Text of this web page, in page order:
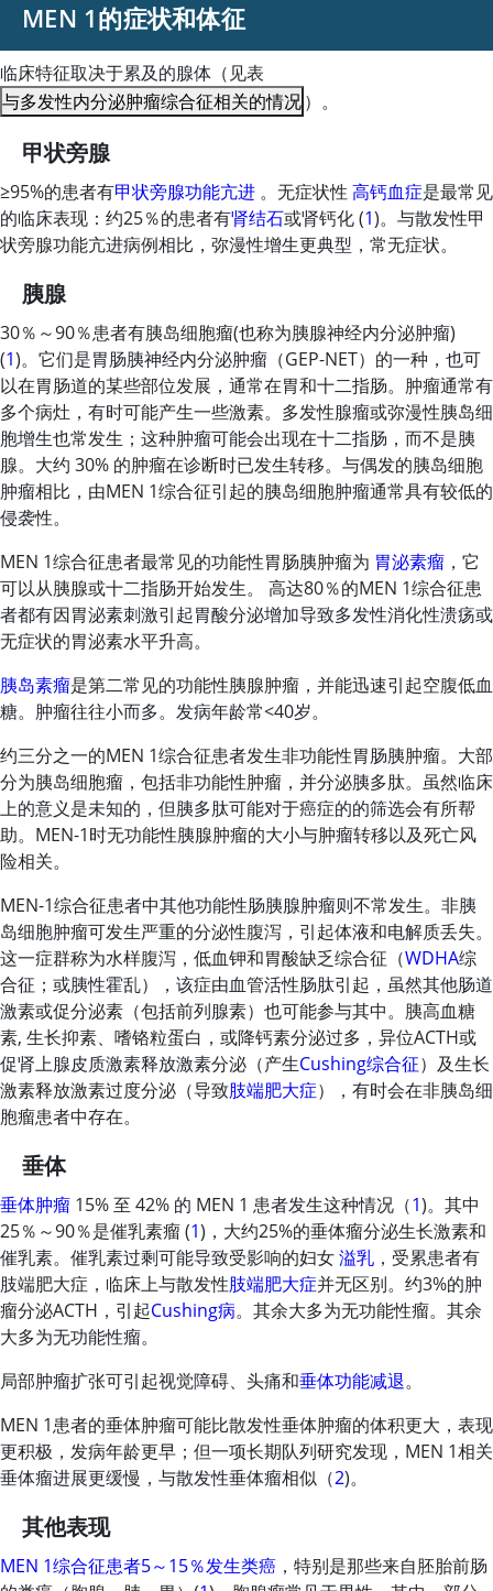
MEN 1的症状和体征
临床特征取决于累及的腺体（见表
与多发性内分泌肿瘤综合征相关的情况）。
甲状旁腺
≥95%的患者有甲状旁腺功能亢进 。无症状性 高钙血症是最常见
的临床表现：约25％的患者有肾结石或肾钙化 (1)。与散发性甲
状旁腺功能亢进病例相比，弥漫性增生更典型，常无症状。
胰腺
30％～90％患者有胰岛细胞瘤(也称为胰腺神经内分泌肿瘤)
(1)。它们是胃肠胰神经内分泌肿瘤（GEP-NET）的一种，也可
以在胃肠道的某些部位发展，通常在胃和十二指肠。肿瘤通常有
多个病灶，有时可能产生一些激素。多发性腺瘤或弥漫性胰岛细
胞增生也常发生；这种肿瘤可能会出现在十二指肠，而不是胰
腺。大约 30% 的肿瘤在诊断时已发生转移。与偶发的胰岛细胞
肿瘤相比，由MEN 1综合征引起的胰岛细胞肿瘤通常具有较低的
侵袭性。
MEN 1综合征患者最常见的功能性胃肠胰肿瘤为 胃泌素瘤 ，它
可以从胰腺或十二指肠开始发生。 高达80％的MEN 1综合征患
者都有因胃泌素刺激引起胃酸分泌增加导致多发性消化性溃疡或
无症状的胃泌素水平升高。
胰岛素瘤是第二常见的功能性胰腺肿瘤，并能迅速引起空腹低血
糖。肿瘤往往小而多。发病年龄常<40岁。
约三分之一的MEN 1综合征患者发生非功能性胃肠胰肿瘤。大部
分为胰岛细胞瘤，包括非功能性肿瘤，并分泌胰多肽。虽然临床
上的意义是未知的，但胰多肽可能对于癌症的的筛选会有所帮
助。MEN-1时无功能性胰腺肿瘤的大小与肿瘤转移以及死亡风
险相关。
MEN-1综合征患者中其他功能性肠胰腺肿瘤则不常发生。非胰
岛细胞肿瘤可发生严重的分泌性腹泻，引起体液和电解质丢失。
这一症群称为水样腹泻，低血钾和胃酸缺乏综合征（WDHA综
合征；或胰性霍乱），该症由血管活性肠肽引起，虽然其他肠道
激素或促分泌素（包括前列腺素）也可能参与其中。 胰高血糖
素, 生长抑素、嗜铬粒蛋白，或降钙素分泌过多，异位ACTH或
促肾上腺皮质激素释放激素分泌（产生Cushing综合征）及生长
激素释放激素过度分泌（导致肢端肥大症），有时会在非胰岛细
胞瘤患者中存在。
垂体
垂体肿瘤 15% 至 42% 的 MEN 1 患者发生这种情况（1)。其中
25％～90％是催乳素瘤 (1)，大约25%的垂体瘤分泌生长激素和
催乳素。催乳素过剩可能导致受影响的妇女溢乳 ，受累患者有
肢端肥大症，临床上与散发性肢端肥大症并无区别。约3%的肿
瘤分泌ACTH，引起Cushing病。其余大多为无功能性瘤。其余
大多为无功能性瘤。
局部肿瘤扩张可引起视觉障碍、头痛和垂体功能减退。
MEN 1患者的垂体肿瘤可能比散发性垂体肿瘤的体积更大，表现
更积极，发病年龄更早；但一项长期队列研究发现，MEN 1相关
垂体瘤进展更缓慢，与散发性垂体瘤相似（2)。
其他表现
MEN 1综合征患者5～15％发生类癌 ，特别是那些来自胚胎前肠